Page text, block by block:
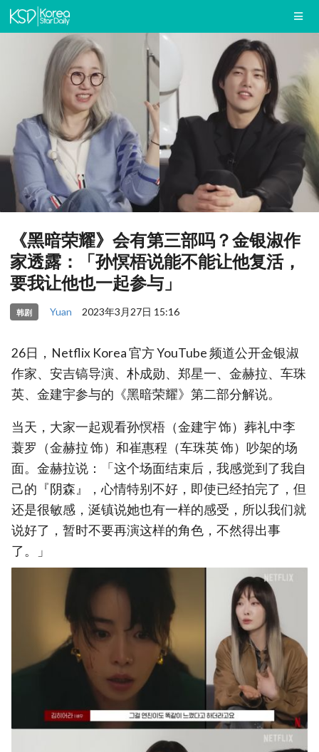
《黑暗荣耀》会有第三部吗？金银淑作
家透露：「孙慏梧说能不能让他复活，
要我让他也一起参与」
韩剧 Yuan 2023年3月27日 15:16
26日，Netflix Korea 官方 YouTube 频道公开金银淑
作家、安吉镐导演、朴成勋、郑星一、金赫拉、车珠
英、金建宇参与的《黑暗荣耀》第二部分解说。
当天，大家一起观看孙慏梧（金建宇 饰）葬礼中李
蓑罗（金赫拉 饰）和崔惠程（车珠英 饰）吵架的场
面。金赫拉说：「这个场面结束后，我感觉到了我自
己的『阴森』，心情特别不好，即使已经拍完了，但
还是很敏感，涎镇说她也有一样的感受，所以我们就
说好了，暂时不要再演这样的角色，不然得出事
了。」